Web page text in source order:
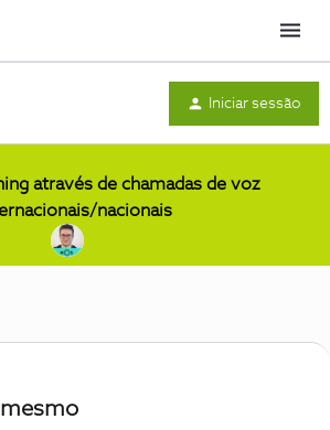
Menu
Iniciar sessão
através de chamadas de voz
nacionais